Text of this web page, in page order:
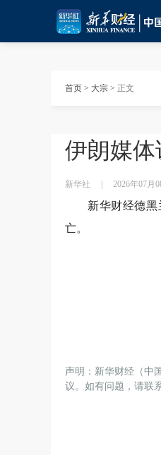
首页 > 大宗 > 正文
伊朗媒
新华社 2026年07月
新华财经德
亡。
声明：新华财经（中
议。如有问题，请联